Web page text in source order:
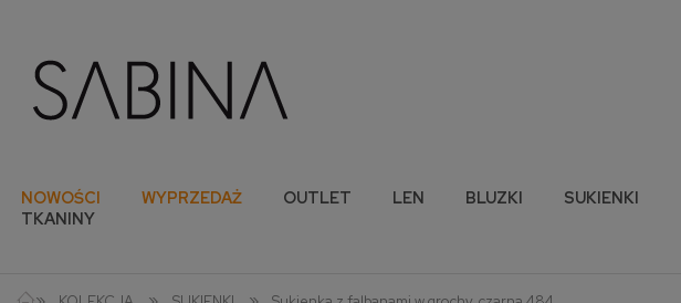
NOWOŚCI WYPRZEDAŻ OUTLET LEN BLUZKI SUKIENKI
TKANINY